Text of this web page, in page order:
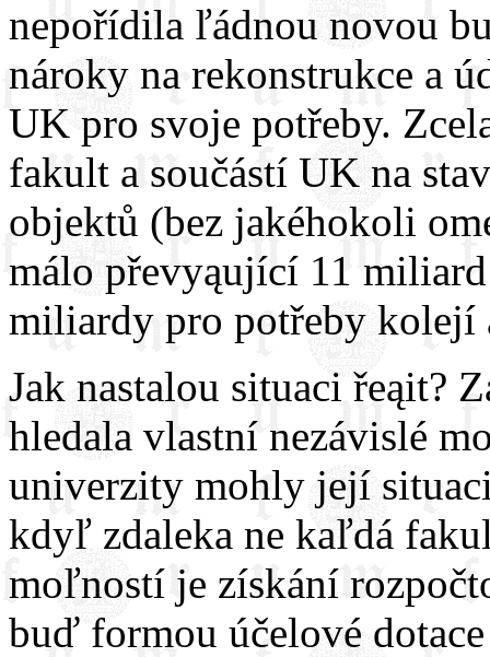
nepořídila ľádnou novou
nároky na rekonstrukce a
UK pro svoje potřeby.
fakult a součástí UK na
objektů (bez jakéhokoli
málo převyąující 11
miliardy pro potřeby kolejí
Jak nastalou situaci řeąit?
hledala vlastní nezávislé
univerzity mohly její
kdyľ zdaleka ne kaľdá
moľností je získání
buď formou účelové